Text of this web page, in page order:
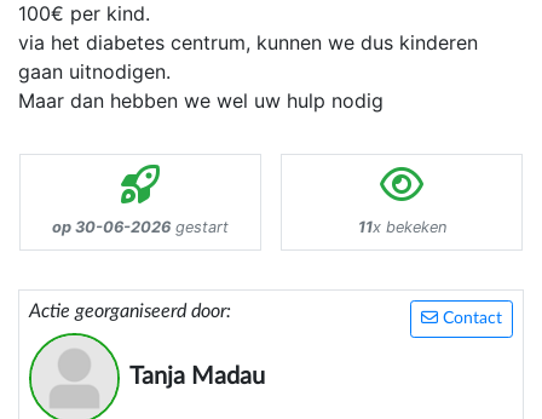
100€ per kind.
via het diabetes centrum, kunnen we dus kinderen
gaan uitnodigen.
Maar dan hebben we wel uw hulp nodig
op 30-06-2026 gestart 11x bekeken
Contact
Actie georganiseerd door:
Tanja Madau